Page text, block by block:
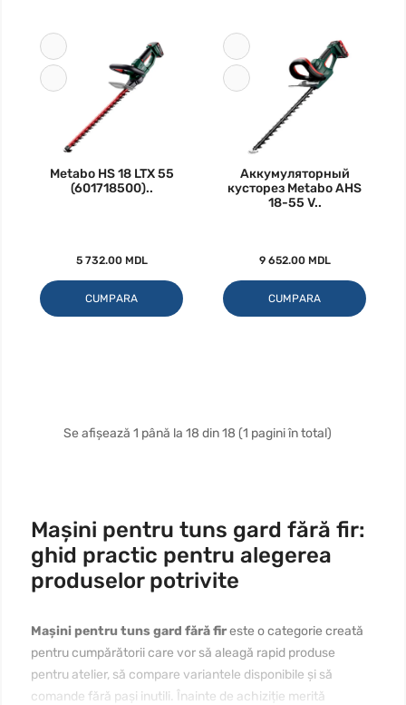
Metabo HS 18 LTX 55
(601718500)..
5 732.00 MDL
CUMPARA
Аккумуляторный
кусторез Metabo AHS
18-55 V..
9 652.00 MDL
CUMPARA
Se afișează 1 până la 18 din 18 (1 pagini în total)
Mașini pentru tuns gard fără fir:
ghid practic pentru alegerea
produselor potrivite
Mașini pentru tuns gard fără fireste o categorie creată
pentru cumpărătorii care vor să aleagă rapid produse
pentru atelier, să compare variantele disponibile și să
comande fără pași inutili. Înainte de achiziție merită